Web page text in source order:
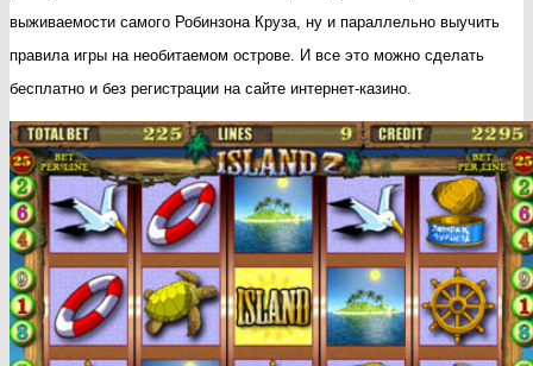
выживаемости самого Робинзона Круза, ну и параллельно выучить
правила игры на необитаемом острове. И все это можно сделать
бесплатно и без регистрации на сайте интернет-казино.